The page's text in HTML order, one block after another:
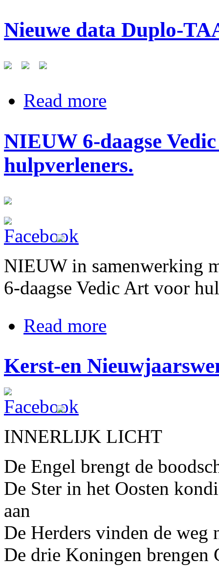
Nieuwe data Duplo-
Read more
NIEUW 6-daagse
hulpverleners.
NIEUW in samenwerking
6-daagse Vedic Art voor
Read more
Kerst-en
INNERLIJK LICHT
De Engel brengt de
De Ster in het Oosten
aan
De Herders vinden de weg
De drie Koningen